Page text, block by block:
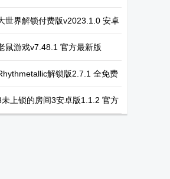
世界解锁付费版v2023.1.0 安卓
鼠游戏v7.48.1 官方最新版
解锁版2.7.1 全免费
未上锁的房间3安卓版1.1.2 官方